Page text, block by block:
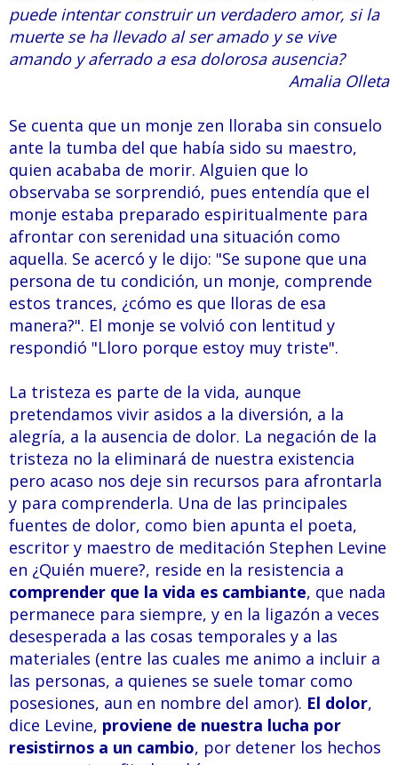
puede intentar construir un verdadero amor, si la
muerte se ha llevado al ser amado y se vive
amando y aferrado a esa dolorosa ausencia?
Amalia Olleta
Se cuenta que un monje zen lloraba sin consuelo
ante la tumba del que había sido su maestro,
quien acababa de morir. Alguien que lo
observaba se sorprendió, pues entendía que el
monje estaba preparado espiritualmente para
afrontar con serenidad una situación como
aquella. Se acercó y le dijo: "Se supone que una
persona de tu condición, un monje, comprende
estos trances, ¿cómo es que lloras de esa
manera?". El monje se volvió con lentitud y
respondió "Lloro porque estoy muy triste".
La tristeza es parte de la vida, aunque
pretendamos vivir asidos a la diversión, a la
alegría, a la ausencia de dolor. La negación de la
tristeza no la eliminará de nuestra existencia
pero acaso nos deje sin recursos para afrontarla
y para comprenderla. Una de las principales
fuentes de dolor, como bien apunta el poeta,
escritor y maestro de meditación Stephen Levine
en ¿Quién muere?, reside en la resistencia a
comprender que la vida es cambiante, que nada
permanece para siempre, y en la ligazón a veces
desesperada a las cosas temporales y a las
materiales (entre las cuales me animo a incluir a
las personas, a quienes se suele tomar como
posesiones, aun en nombre del amor). El dolor,
dice Levine, proviene de nuestra lucha por
resistirnos a un cambio, por detener los hechos